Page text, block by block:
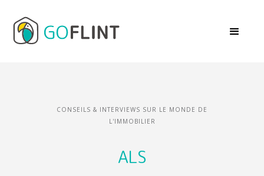
CONSEILS & INTERVIEWS SUR LE MONDE DE
L'IMMOBILIER
ALS